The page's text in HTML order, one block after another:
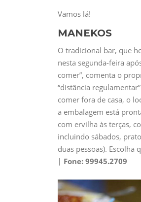
Vamos lá!
MANEKOS
O tradicional bar, que
nesta segunda-feira
comer”, comenta o
“distância
comer fora de casa, o
a embalagem está
com ervilha às terças,
incluindo sábados,
duas pessoas). Escolha
| Fone: 99945.2709